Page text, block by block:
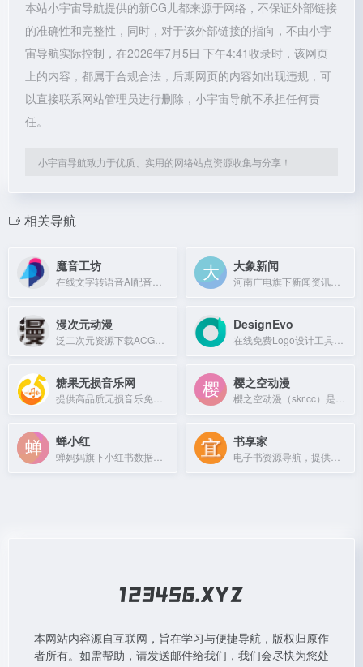
本站小宇宙导航提供的新CG儿都来源于网络，不保证外部链接
的准确性和完整性，同时，对于该外部链接的指向，不由小宇
宙导航实际控制，在2026年7月5日 下午4:41收录时，该网页
上的内容，都属于合规合法，后期网页的内容如出现违规，可
以直接联系网站管理员进行删除，小宇宙导航不承担任何责
任。
小宇宙导航致力于优质、实用的网络站点资源收集与分享！
相关导航
魔音工坊 大象新闻
漫次元动漫 DesignEvo
糖果无损音乐网 樱之空动漫
蝉小红 书享家
本网站内容源自互联网，旨在学习与便捷导航，版权归原作
者所有。如需帮助，请发送邮件给我们，我们会尽快为您处